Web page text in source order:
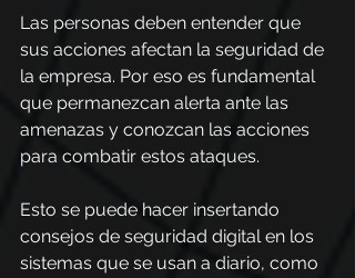
Las personas deben entender que
sus acciones afectan la seguridad de
la empresa. Por eso es fundamental
que permanezcan alerta ante las
amenazas y conozcan las acciones
para combatir estos ataques.
Esto se puede hacer insertando
consejos de seguridad digital en los
sistemas que se usan a diario, como